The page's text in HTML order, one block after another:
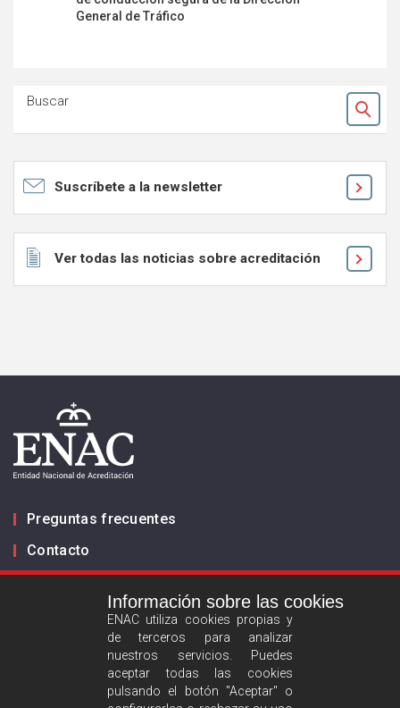
General de Tráfico
Buscar
Ok
Suscríbete a la newsletter
Ver todas las noticias sobre acreditación
Preguntas frecuentes
Contacto
Información sobre las cookies
ENAC utiliza cookies propias y
de terceros para analizar
nuestros servicios. Puedes
aceptar todas las cookies
pulsando el botón "Aceptar" o